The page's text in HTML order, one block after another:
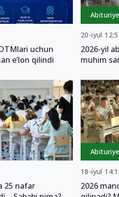
uchun
e’lon qilindi
20-iyul
2026-yil
muhim
25 nafar
18-iyul
2026